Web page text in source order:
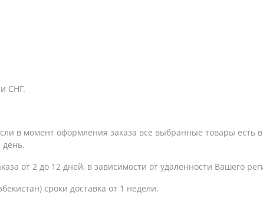
СНГ.
в момент оформления заказа все выбранные товары
день.
от 2 до 12 дней, в зависимости от удаленности Вашего
сроки доставка от 1 недели.